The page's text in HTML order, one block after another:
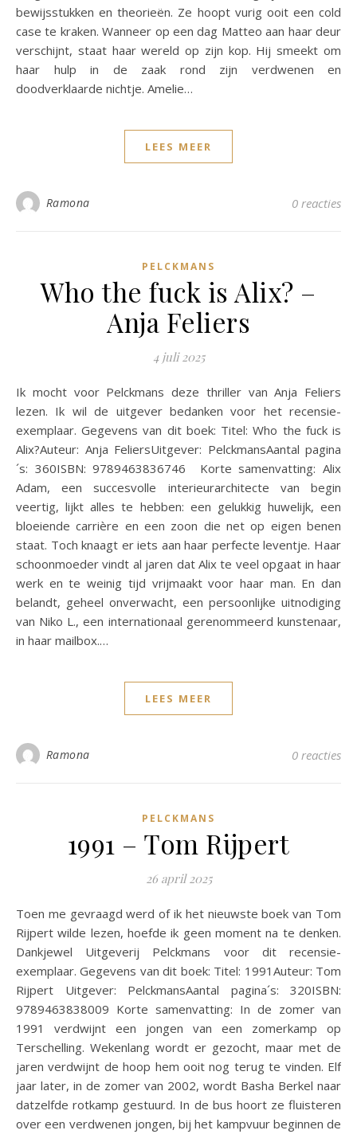
bewijsstukken en theorieën. Ze hoopt vurig ooit een cold
case te kraken. Wanneer op een dag Matteo aan haar deur
verschijnt, staat haar wereld op zijn kop. Hij smeekt om
haar hulp in de zaak rond zijn verdwenen en
doodverklaarde nichtje. Amelie…
LEES MEER
Ramona 0 reacties
PELCKMANS
Who the fuck is Alix? –
Anja Feliers
4 juli 2025
Ik mocht voor Pelckmans deze thriller van Anja Feliers
lezen. Ik wil de uitgever bedanken voor het recensie-
exemplaar. Gegevens van dit boek: Titel: Who the fuck is
Alix?Auteur: Anja FeliersUitgever: PelckmansAantal pagina
´s: 360ISBN: 9789463836746 Korte samenvatting: Alix
Adam, een succesvolle interieurarchitecte van begin
veertig, lijkt alles te hebben: een gelukkig huwelijk, een
bloeiende carrière en een zoon die net op eigen benen
staat. Toch knaagt er iets aan haar perfecte leventje. Haar
schoonmoeder vindt al jaren dat Alix te veel opgaat in haar
werk en te weinig tijd vrijmaakt voor haar man. En dan
belandt, geheel onverwacht, een persoonlijke uitnodiging
van Niko L., een internationaal gerenommeerd kunstenaar,
in haar mailbox.…
LEES MEER
Ramona 0 reacties
PELCKMANS
1991 – Tom Rijpert
26 april 2025
Toen me gevraagd werd of ik het nieuwste boek van Tom
Rijpert wilde lezen, hoefde ik geen moment na te denken.
Dankjewel Uitgeverij Pelckmans voor dit recensie-
exemplaar. Gegevens van dit boek: Titel: 1991Auteur: Tom
Rijpert Uitgever: PelckmansAantal pagina´s: 320ISBN:
9789463838009 Korte samenvatting: In de zomer van
1991 verdwijnt een jongen van een zomerkamp op
Terschelling. Wekenlang wordt er gezocht, maar met de
jaren verdwijnt de hoop hem ooit nog terug te vinden. Elf
jaar later, in de zomer van 2002, wordt Basha Berkel naar
datzelfde rotkamp gestuurd. In de bus hoort ze fluisteren
over een verdwenen jongen, bij het kampvuur beginnen de